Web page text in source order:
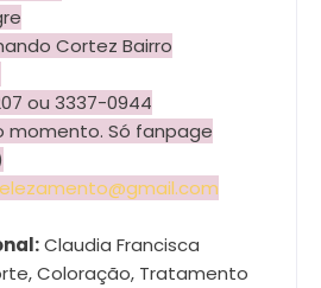
Cortez Bairro
ou 3337-0944
momento. Só fanpage
com
Claudia Francisca
Coloração, Tratamento